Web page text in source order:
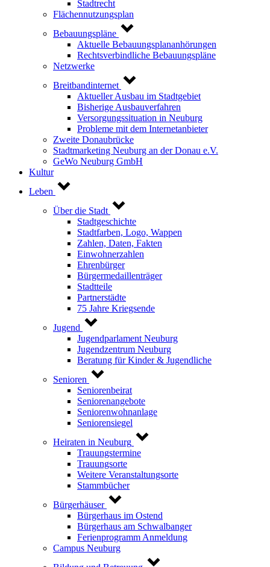
Stadtrecht
Flächennutzungsplan
Bebauungspläne
Aktuelle Bebauungsplananhörungen
Rechtsverbindliche Bebauungspläne
Netzwerke
Breitbandinternet
Aktueller Ausbau im Stadtgebiet
Bisherige Ausbauverfahren
Versorgungssituation in Neuburg
Probleme mit dem Internetanbieter
Zweite Donaubrücke
Stadtmarketing Neuburg an der Donau e.V.
GeWo Neuburg GmbH
Kultur
Leben
Über die Stadt
Stadtgeschichte
Stadtfarben, Logo, Wappen
Zahlen, Daten, Fakten
Einwohnerzahlen
Ehrenbürger
Bürgermedaillenträger
Stadtteile
Partnerstädte
75 Jahre Kriegsende
Jugend
Jugendparlament Neuburg
Jugendzentrum Neuburg
Beratung für Kinder & Jugendliche
Senioren
Seniorenbeirat
Seniorenangebote
Seniorenwohnanlage
Seniorensiegel
Heiraten in Neuburg
Trauungstermine
Trauungsorte
Weitere Veranstaltungsorte
Stammbücher
Bürgerhäuser
Bürgerhaus im Ostend
Bürgerhaus am Schwalbanger
Ferienprogramm Anmeldung
Campus Neuburg